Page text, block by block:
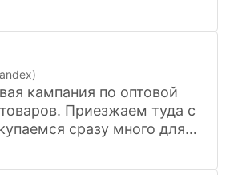
кампания по оптовой
Приезжаем туда с
сразу много для
практически всё, что
ценам. Вежливый